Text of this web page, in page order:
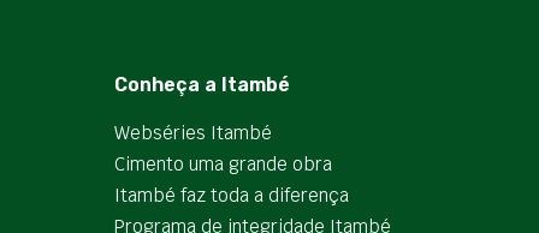
Conheça a Itambé
Webséries Itambé
Cimento uma grande obra
Itambé faz toda a diferença
Programa de integridade Itambé